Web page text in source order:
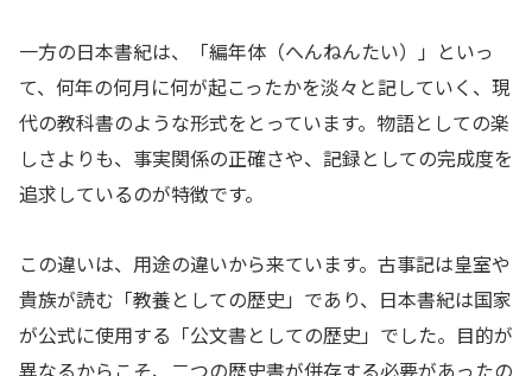
一方の日本書紀は、「編年体（へんねんたい）」といっ
て、何年の何月に何が起こったかを淡々と記していく、現
代の教科書のような形式をとっています。物語としての楽
しさよりも、事実関係の正確さや、記録としての完成度を
追求しているのが特徴です。
この違いは、用途の違いから来ています。古事記は皇室や
貴族が読む「教養としての歴史」であり、日本書紀は国家
が公式に使用する「公文書としての歴史」でした。目的が